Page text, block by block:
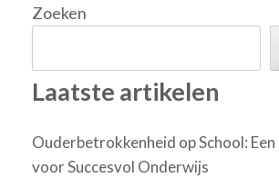
Zoeken
Laatste artikelen
Ouderbetrokkenheid op School:
voor Succesvol Onderwijs